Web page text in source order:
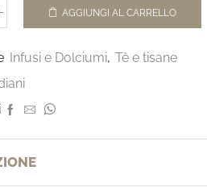
AGGIUNGI AL CARRELLO
Infusi e Dolciumi, Tè e tisane